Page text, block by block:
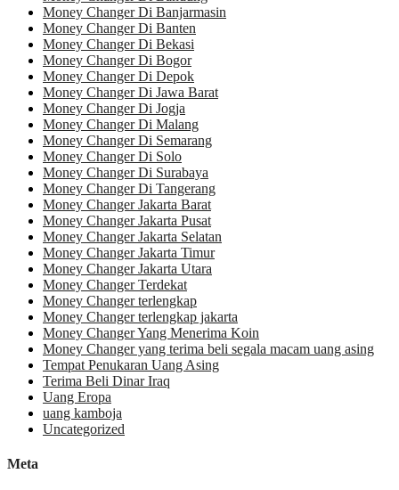
Money Changer Di Banjarmasin
Money Changer Di Banten
Money Changer Di Bekasi
Money Changer Di Bogor
Money Changer Di Depok
Money Changer Di Jawa Barat
Money Changer Di Jogja
Money Changer Di Malang
Money Changer Di Semarang
Money Changer Di Solo
Money Changer Di Surabaya
Money Changer Di Tangerang
Money Changer Jakarta Barat
Money Changer Jakarta Pusat
Money Changer Jakarta Selatan
Money Changer Jakarta Timur
Money Changer Jakarta Utara
Money Changer Terdekat
Money Changer terlengkap
Money Changer terlengkap jakarta
Money Changer Yang Menerima Koin
Money Changer yang terima beli segala macam uang asing
Tempat Penukaran Uang Asing
Terima Beli Dinar Iraq
Uang Eropa
uang kamboja
Uncategorized
Meta